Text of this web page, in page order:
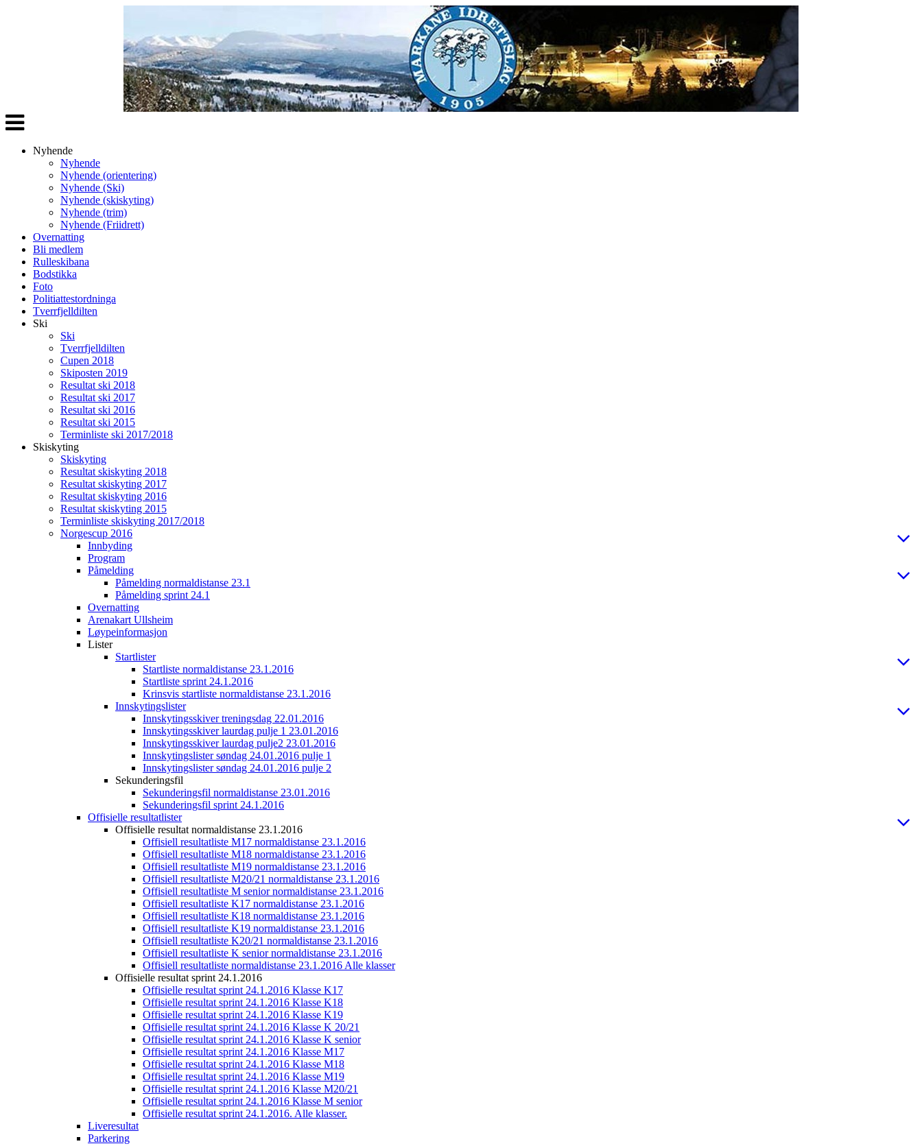
Veksle
navigasjon
Nyhende
Nyhende
Nyhende (orientering)
Nyhende (Ski)
Nyhende (skiskyting)
Nyhende (trim)
Nyhende (Friidrett)
Overnatting
Bli medlem
Rulleskibana
Bodstikka
Foto
Politiattestordninga
Tverrfjelldilten
Ski
Ski
Tverrfjelldilten
Cupen 2018
Skiposten 2019
Resultat ski 2018
Resultat ski 2017
Resultat ski 2016
Resultat ski 2015
Terminliste ski 2017/2018
Skiskyting
Skiskyting
Resultat skiskyting 2018
Resultat skiskyting 2017
Resultat skiskyting 2016
Resultat skiskyting 2015
Terminliste skiskyting 2017/2018
Norgescup 2016
Innbyding
Program
Påmelding
Påmelding normaldistanse 23.1
Påmelding sprint 24.1
Overnatting
Arenakart Ullsheim
Løypeinformasjon
Lister
Startlister
Startliste normaldistanse 23.1.2016
Startliste sprint 24.1.2016
Krinsvis startliste normaldistanse 23.1.2016
Innskytingslister
Innskytingsskiver treningsdag 22.01.2016
Innskytingsskiver laurdag pulje 1 23.01.2016
Innskytingsskiver laurdag pulje2 23.01.2016
Innskytingslister søndag 24.01.2016 pulje 1
Innskytingslister søndag 24.01.2016 pulje 2
Sekunderingsfil
Sekunderingsfil normaldistanse 23.01.2016
Sekunderingsfil sprint 24.1.2016
Offisielle resultatlister
Offisielle resultat normaldistanse 23.1.2016
Offisiell resultatliste M17 normaldistanse 23.1.2016
Offisiell resultatliste M18 normaldistanse 23.1.2016
Offisiell resultatliste M19 normaldistanse 23.1.2016
Offisiell resultatliste M20/21 normaldistanse 23.1.2016
Offisiell resultatliste M senior normaldistanse 23.1.2016
Offisiell resultatliste K17 normaldistanse 23.1.2016
Offisiell resultatliste K18 normaldistanse 23.1.2016
Offisiell resultatliste K19 normaldistanse 23.1.2016
Offisiell resultatliste K20/21 normaldistanse 23.1.2016
Offisiell resultatliste K senior normaldistanse 23.1.2016
Offisiell resultatliste normaldistanse 23.1.2016 Alle klasser
Offisielle resultat sprint 24.1.2016
Offisielle resultat sprint 24.1.2016 Klasse K17
Offisielle resultat sprint 24.1.2016 Klasse K18
Offisielle resultat sprint 24.1.2016 Klasse K19
Offisielle resultat sprint 24.1.2016 Klasse K 20/21
Offisielle resultat sprint 24.1.2016 Klasse K senior
Offisielle resultat sprint 24.1.2016 Klasse M17
Offisielle resultat sprint 24.1.2016 Klasse M18
Offisielle resultat sprint 24.1.2016 Klasse M19
Offisielle resultat sprint 24.1.2016 Klasse M20/21
Offisielle resultat sprint 24.1.2016 Klasse M senior
Offisielle resultat sprint 24.1.2016. Alle klasser.
Liveresultat
Parkering